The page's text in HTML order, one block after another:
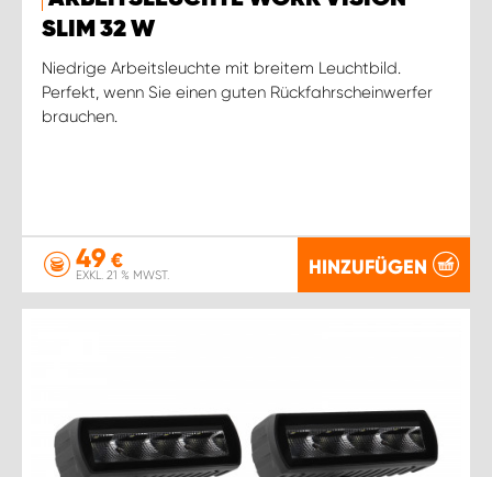
SLIM 32 W
Niedrige Arbeitsleuchte mit breitem Leuchtbild.
Perfekt, wenn Sie einen guten Rückfahrscheinwerfer
brauchen.
49 €
EXKL. 21 % MWST. HINZUFÜGEN